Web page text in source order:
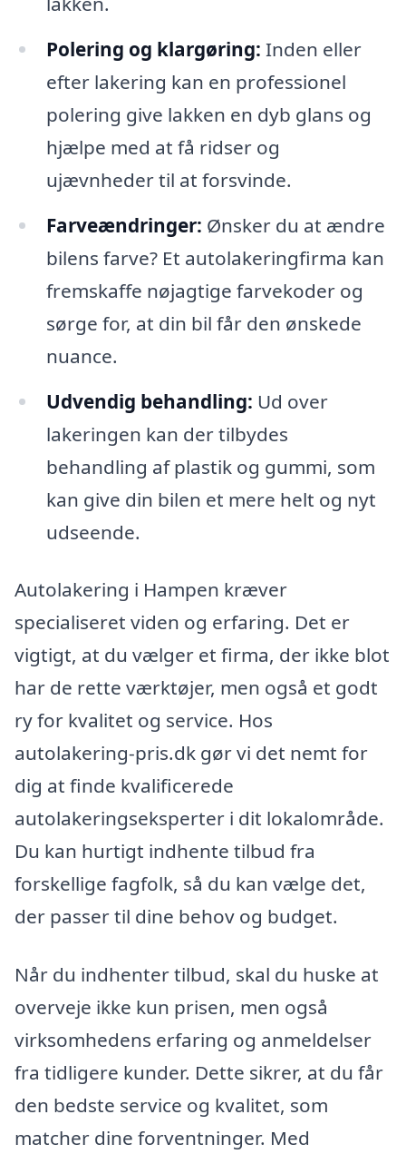
Polering og klargøring: Inden eller
efter lakering kan en professionel
polering give lakken en dyb glans og
hjælpe med at få ridser og
ujævnheder til at forsvinde.
Farveændringer: Ønsker du at ændre
bilens farve? Et autolakeringfirma kan
fremskaffe nøjagtige farvekoder og
sørge for, at din bil får den ønskede
nuance.
Udvendig behandling: Ud over
lakeringen kan der tilbydes
behandling af plastik og gummi, som
kan give din bilen et mere helt og nyt
udseende.
Autolakering i Hampen kræver
specialiseret viden og erfaring. Det er
vigtigt, at du vælger et firma, der ikke blot
har de rette værktøjer, men også et godt
ry for kvalitet og service. Hos
autolakering-pris.dk gør vi det nemt for
dig at finde kvalificerede
autolakeringseksperter i dit lokalområde.
Du kan hurtigt indhente tilbud fra
forskellige fagfolk, så du kan vælge det,
der passer til dine behov og budget.
Når du indhenter tilbud, skal du huske at
overveje ikke kun prisen, men også
virksomhedens erfaring og anmeldelser
fra tidligere kunder. Dette sikrer, at du får
den bedste service og kvalitet, som
matcher dine forventninger. Med